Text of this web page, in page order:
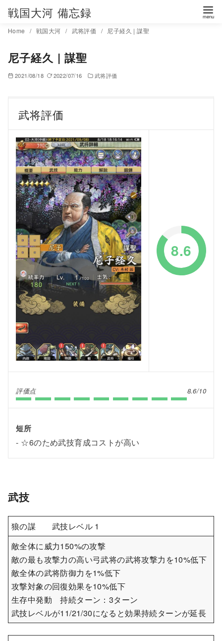
戦国大河 備忘録
Home 戦国大河 武将評価 尼子経久 | 謀聖
尼子経久 | 謀聖
2021/08/18 2022/07/16 武将評価
武将評価
8.6
評価点 8.6/10
短所
☆6のため武技育成コストが高い
武技
狼の謀 武技レベル 1
敵全体に威力150%の攻撃
敵の最も攻撃力の高い弓武将の武将攻撃力を10%低下
敵全体の武将防御力を1%低下
攻撃対象の回復効果を10%低下
生存中発動 持続ターン：3ターン
武技レベルが11/21/30になると効果持続ターンが延長